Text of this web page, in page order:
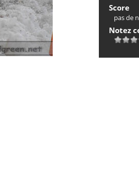
Score
pas de
Notez